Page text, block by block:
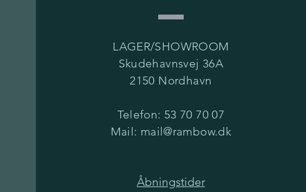
LAGER/SHOWROOM
Skudehavnsvej 36A
2150 Nordhavn
Telefon: 53 70 70 07
Mail: mail@rambow.dk
Åbningstider